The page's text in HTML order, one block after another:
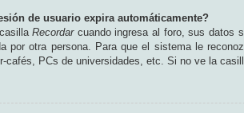
de usuario expira automáticamente?
Recordarcuando ingresa al foro, sus datos
por otra persona. Para que el sistema le
cafés, PCs de universidades, etc. Si no ve la